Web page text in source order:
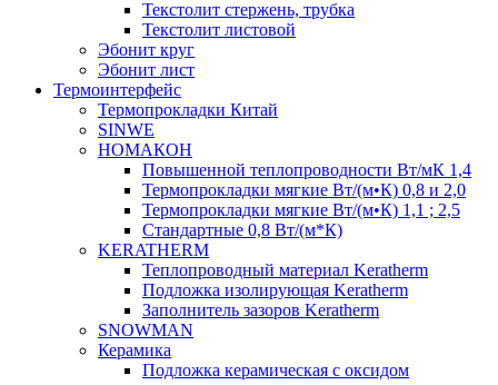
Текстолит стержень, трубка
Текстолит листовой
Эбонит круг
Эбонит лист
Термоинтерфейс
Термопрокладки Китай
SINWE
НОМАКОН
Повышенной теплопроводности Вт/мК 1,4
Термопрокладки мягкие Вт/(м•К) 0,8 и 2,0
Термопрокладки мягкие Вт/(м•К) 1,1 ; 2,5
Стандартные 0,8 Вт/(м*К)
KERATHERM
Теплопроводный материал Keratherm
Подложка изолирующая Keratherm
Заполнитель зазоров Keratherm
SNOWMAN
Керамика
Подложка керамическая с оксидом